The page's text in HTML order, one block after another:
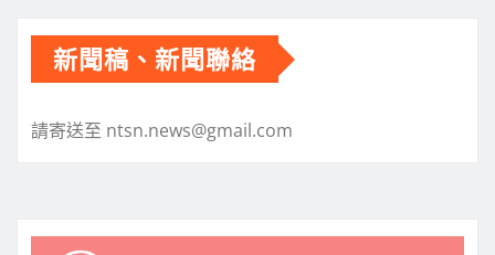
新聞稿、新聞聯絡
請寄送至 ntsn.news@gmail.com